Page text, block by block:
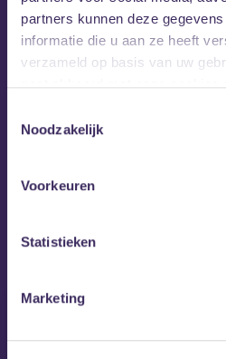
partners kunnen deze
informatie die u aan ze heeft
verzameld op basis van uw
Noodzakelijk
Voorkeuren
Statistieken
Marketing
MEZZ tipt